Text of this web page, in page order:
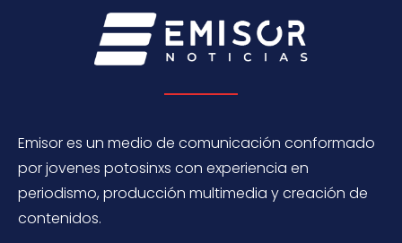
Emisor es un medio de comunicación conformado
por jovenes potosinxs con experiencia en
periodismo, producción multimedia y creación de
contenidos.